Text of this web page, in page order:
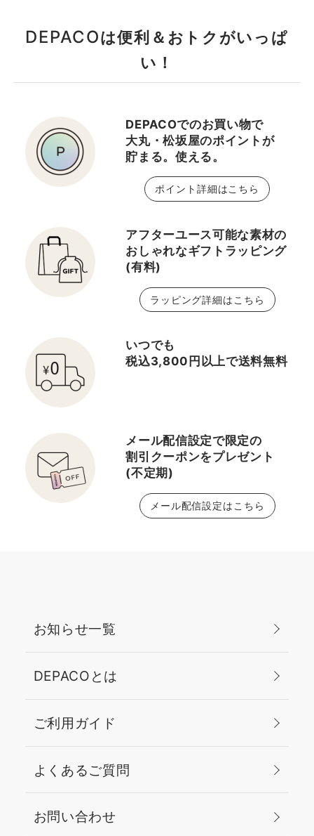
DEPACOは便利＆おトクがいっぱ
い！
DEPACOでのお買い物で
大丸・松坂屋のポイントが
貯まる。使える。
ポイント詳細はこちら
アフターユース可能な素材の
おしゃれなギフトラッピング
(有料)
ラッピング詳細はこちら
いつでも
税込3,800円以上で送料無料
メール配信設定で限定の
割引クーポンをプレゼント
(不定期)
メール配信設定はこちら
お知らせ一覧
DEPACOとは
ご利用ガイド
よくあるご質問
お問い合わせ